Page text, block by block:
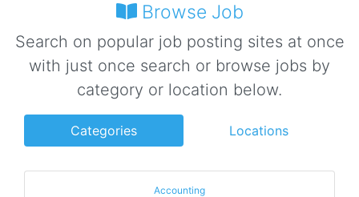
Browse Job
Search on popular job posting sites at once
with just once search or browse jobs by
category or location below.
Categories Locations
Accounting